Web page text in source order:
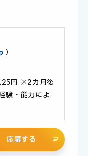
）
円 ※2カ月後
・能力によ
応募する